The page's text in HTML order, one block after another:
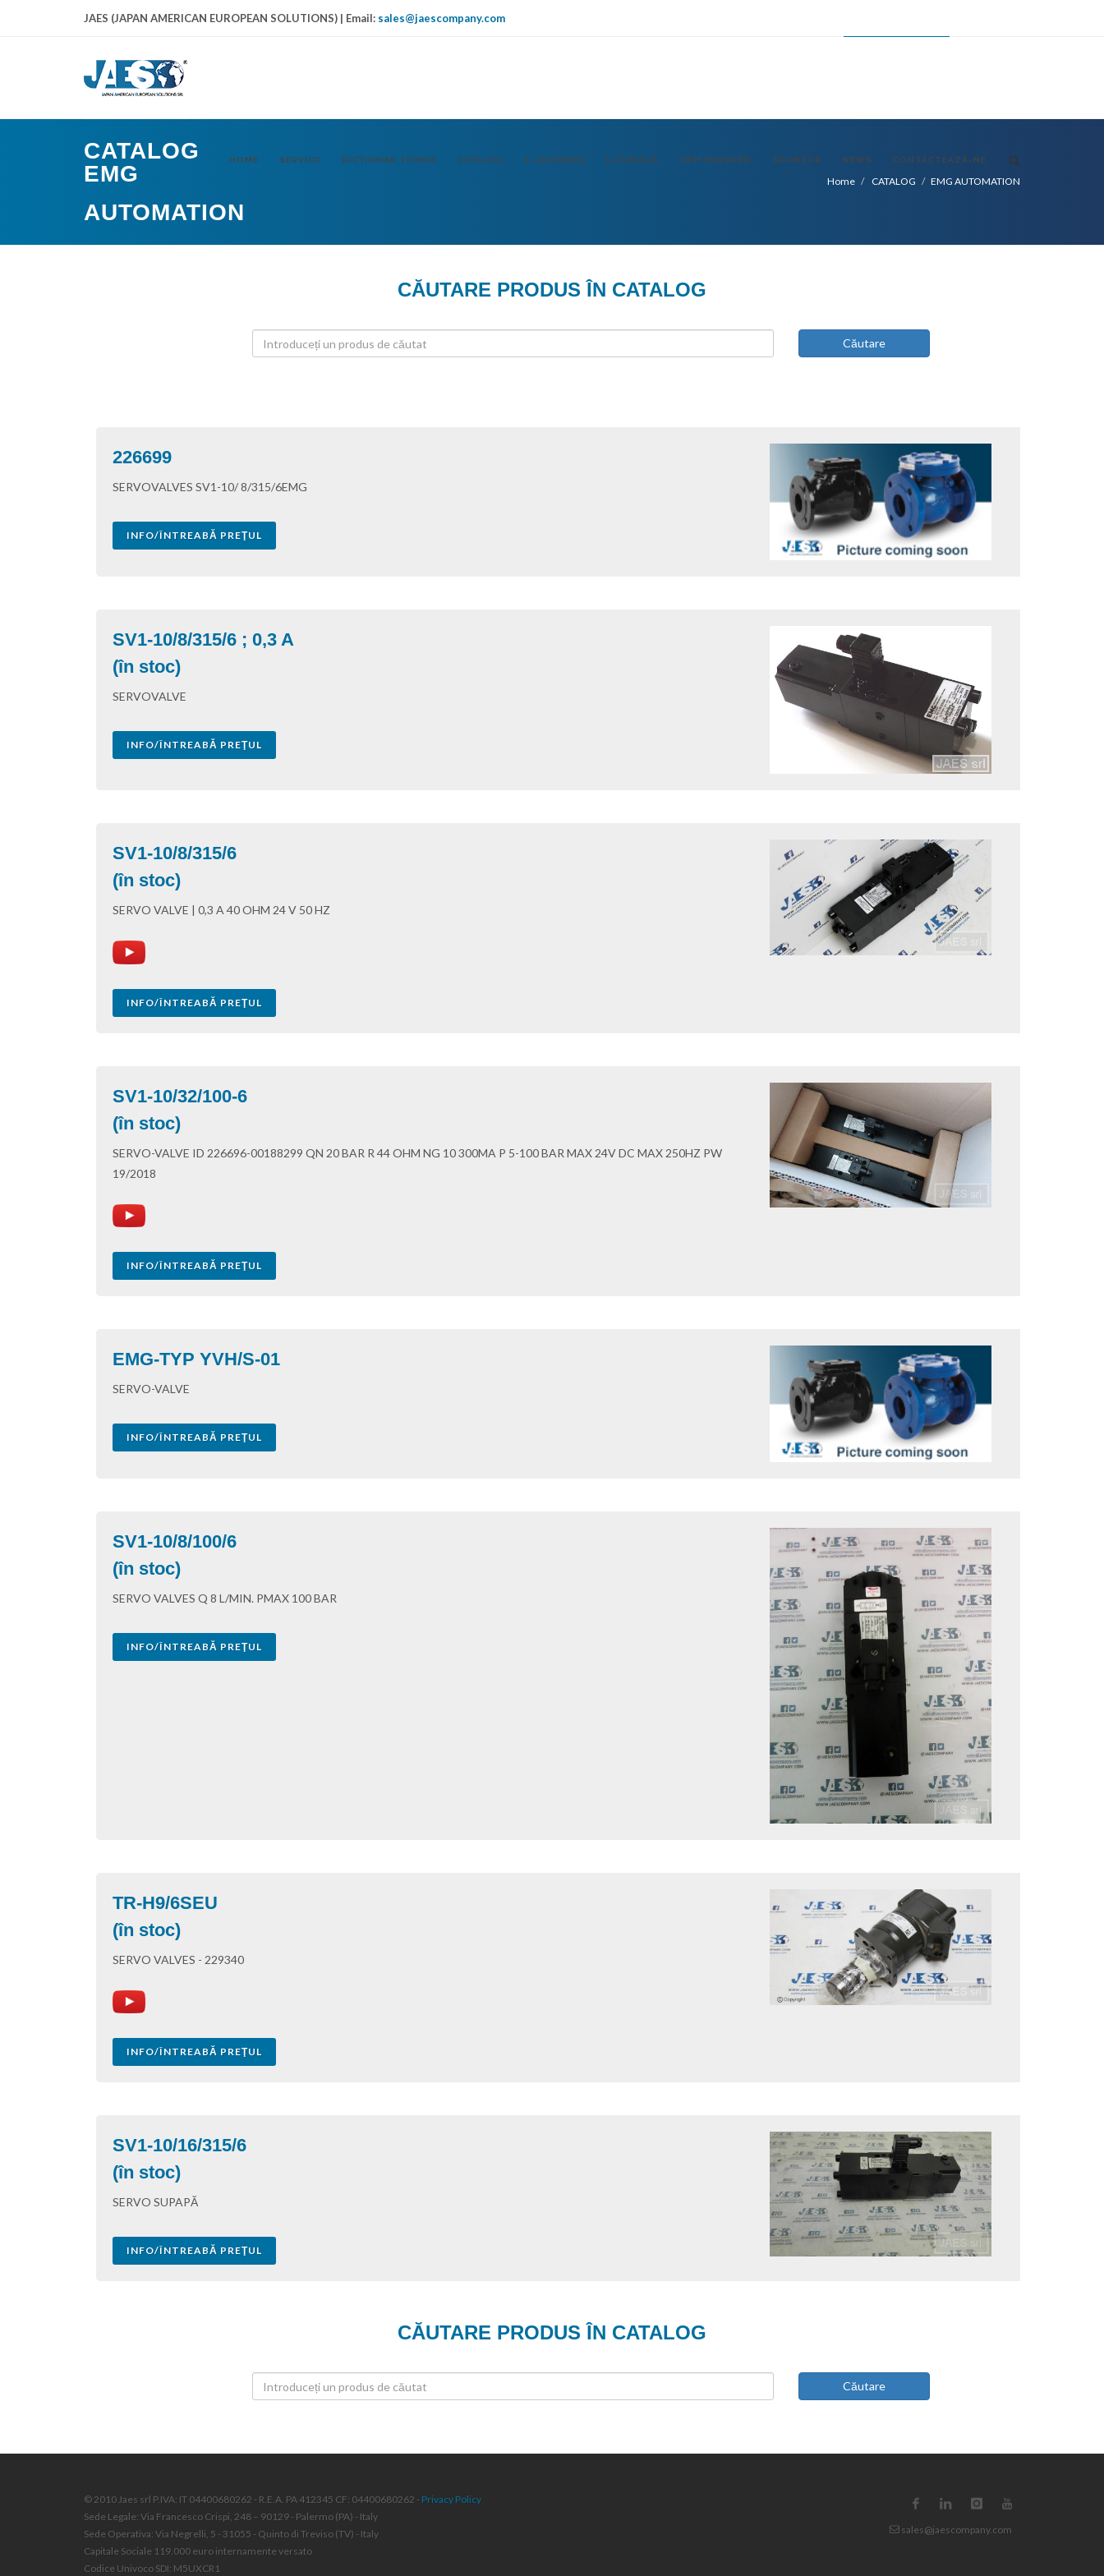
JAES (JAPAN AMERICAN EUROPEAN SOLUTIONS) | Email: sales@jaescompany.com
HOME SERVICII DICŢIONAR TEHNIC CATALOG E-LEARNING LUCREAZĂ OPM HARVARD SPONSOR NEWS CONTACTEAZĂ-NE
CATALOG
EMG
AUTOMATION
Home CATALOG EMG AUTOMATION
CĂUTARE PRODUS ÎN CATALOG
Căutare
226699
SERVOVALVES SV1-10/ 8/315/6EMG
INFO/ÎNTREABĂ PREŢUL
SV1-10/8/315/6 ; 0,3 A
(în stoc)
SERVOVALVE
INFO/ÎNTREABĂ PREŢUL
SV1-10/8/315/6
(în stoc)
SERVO VALVE | 0,3 A 40 OHM 24 V 50 HZ
INFO/ÎNTREABĂ PREŢUL
SV1-10/32/100-6
(în stoc)
SERVO-VALVE ID 226696-00188299 QN 20 BAR R 44 OHM NG 10 300MA P 5-100 BAR MAX 24V DC MAX 250HZ PW
19/2018
INFO/ÎNTREABĂ PREŢUL
EMG-TYP YVH/S-01
SERVO-VALVE
INFO/ÎNTREABĂ PREŢUL
SV1-10/8/100/6
(în stoc)
SERVO VALVES Q 8 L/MIN. PMAX 100 BAR
INFO/ÎNTREABĂ PREŢUL
TR-H9/6SEU
(în stoc)
SERVO VALVES - 229340
INFO/ÎNTREABĂ PREŢUL
SV1-10/16/315/6
(în stoc)
SERVO SUPAPĂ
INFO/ÎNTREABĂ PREŢUL
CĂUTARE PRODUS ÎN CATALOG
Căutare
© 2010 Jaes srl P.IVA: IT 04400680262 - R.E.A. PA 412345 CF: 04400680262 - Privacy Policy
Sede Legale: Via Francesco Crispi, 248 – 90129 - Palermo (PA) - Italy
Sede Operativa: Via Negrelli, 5 - 31055 - Quinto di Treviso (TV) - Italy
Capitale Sociale 119.000 euro internamente versato
Codice Univoco SDI: M5UXCR1
sales@jaescompany.com